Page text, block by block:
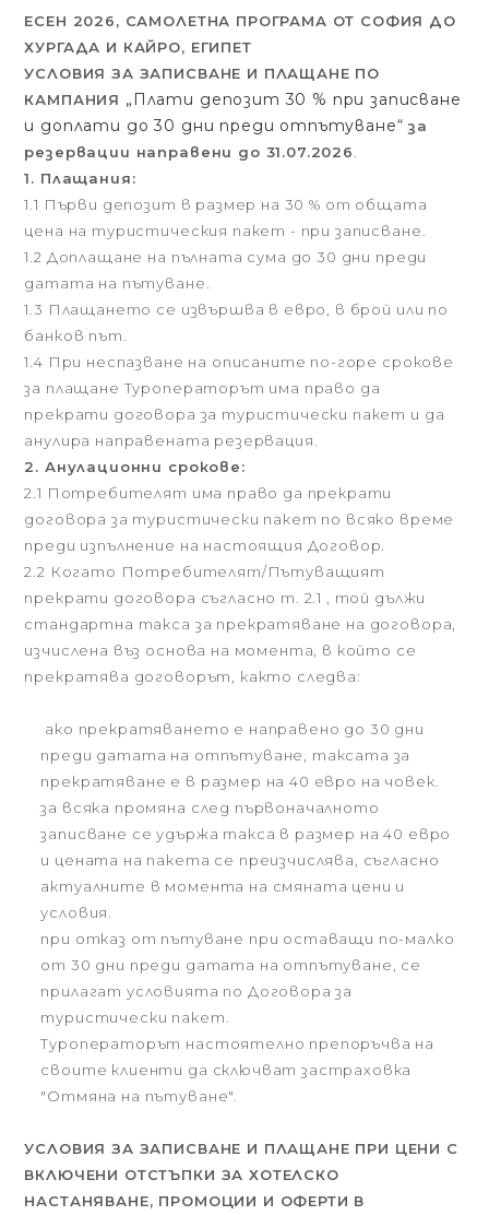
ЕСЕН 2026, САМОЛЕТНА ПРОГРАМА ОТ СОФИЯ ДО
ХУРГАДА И КАЙРО, ЕГИПЕТ
УСЛОВИЯ ЗА ЗАПИСВАНЕ И ПЛАЩАНЕ ПО
КАМПАНИЯ „Плати депозит 30 % при записване
и доплати до 30 дни преди отпътуване“ за
резервации направени до 31.07.2026
1. Плащания:
1.1 Първи депозит в размер на 30 % от общата
цена на туристическия пакет - при записване.
1.2 Доплащане на пълната сума до 30 дни преди
датата на пътуване.
1.3 Плащането се извършва в евро, в брой или по
банков път.
1.4 При неспазване на описаните по-горе срокове
за плащане Туроператорът има право да
прекрати договора за туристически пакет и да
анулира направената резервация.
2. Анулационни срокове:
2.1 Потребителят има право да прекрати
договора за туристически пакет по всяко време
преди изпълнение на настоящия Договор.
2.2 Когато Потребителят/Пътуващият
прекрати договора съгласно т. 2.1 , той дължи
стандартна такса за прекратяване на договора,
изчислена въз основа на момента, в който се
прекратява договорът, както следва:
ако прекратяването е направено до 30 дни
преди датата на отпътуване, таксата за
прекратяване е в размер на 40 евро на човек.
за всяка промяна след първоначалното
записване се удържа такса в размер на 40 евро
и цената на пакета се преизчислява, съгласно
актуалните в момента на смяната цени и
условия.
при отказ от пътуване при оставащи по-малко
от 30 дни преди датата на отпътуване, се
прилагат условията по Договора за
туристически пакет.
Туроператорът настоятелно препоръчва на
своите клиенти да сключват застраховка
"Отмяна на пътуване".
УСЛОВИЯ ЗА ЗАПИСВАНЕ И ПЛАЩАНЕ ПРИ ЦЕНИ С
ВКЛЮЧЕНИ ОТСТЪПКИ ЗА ХОТЕЛСКО
НАСТАНЯВАНЕ, ПРОМОЦИИ И ОФЕРТИ В